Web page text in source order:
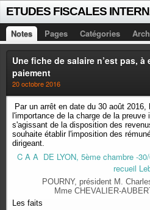
Notes Pages Catégories
Une fiche de salaire n’est pas,
paiement
20 octobre 2016
Par un arrêt en date du 30 août
l'importance de la charge de la
s'agissant de la disposition des
souhaite établir l'imposition des
dirigeant.
C A A DE LYON, 5ème chambre -
recueil
POURNY, président M.
Mme CHEVALIER-
Les faits